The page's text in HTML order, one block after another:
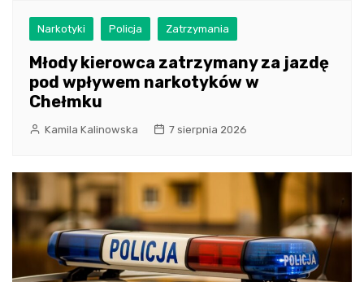
Narkotyki Policja Zatrzymania
Młody kierowca zatrzymany za jazdę
pod wpływem narkotyków w
Chełmku
Kamila Kalinowska 7 sierpnia 2026